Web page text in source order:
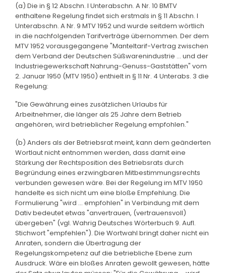
(a) Die in § 12 Abschn. I Unterabschn. A Nr. 10 BMTV
enthaltene Regelung findet sich erstmals in § 11 Abschn. I
Unterabschn. A Nr. 9 MTV 1952 und wurde seitdem wörtlich
in die nachfolgenden Tarifverträge übernommen. Der dem
MTV 1952 vorausgegangene "Manteltarif-Vertrag zwischen
dem Verband der Deutschen Süßwarenindustrie ... und der
Industriegewerkschaft Nahrung-Genuss-Gaststätten" vom
2. Januar 1950 (MTV 1950) enthielt in § 11 Nr. 4 Unterabs. 3 die
Regelung:
"Die Gewährung eines zusätzlichen Urlaubs für
Arbeitnehmer, die länger als 25 Jahre dem Betrieb
angehören, wird betrieblicher Regelung empfohlen."
(b) Anders als der Betriebsrat meint, kann dem geänderten
Wortlaut nicht entnommen werden, dass damit eine
Stärkung der Rechtsposition des Betriebsrats durch
Begründung eines erzwingbaren Mitbestimmungsrechts
verbunden gewesen wäre. Bei der Regelung im MTV 1950
handelte es sich nicht um eine bloße Empfehlung. Die
Formulierung "wird ... empfohlen" in Verbindung mit dem
Dativ bedeutet etwas "anvertrauen, (vertrauensvoll)
übergeben" (vgl. Wahrig Deutsches Wörterbuch 9. Aufl.
Stichwort "empfehlen"). Die Wortwahl bringt daher nicht ein
Anraten, sondern die Übertragung der
Regelungskompetenz auf die betriebliche Ebene zum
Ausdruck. Wäre ein bloßes Anraten gewollt gewesen, hätte